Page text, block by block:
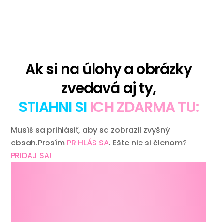
Ak si na úlohy a obrázky
zvedavá aj ty,
STIAHNI SIICH ZDARMA TU:
Musíš sa prihlásiť, aby sa zobrazil zvyšný
obsah.Prosím PRIHLÁS SA. Ešte nie si členom?
PRIDAJ SA!